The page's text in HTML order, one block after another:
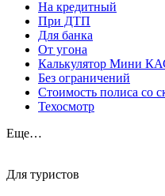
На кредитный
При ДТП
Для банка
От угона
Калькулятор Мини
Без ограничений
Стоимость полиса со
Техосмотр
Еще…
Для туристов